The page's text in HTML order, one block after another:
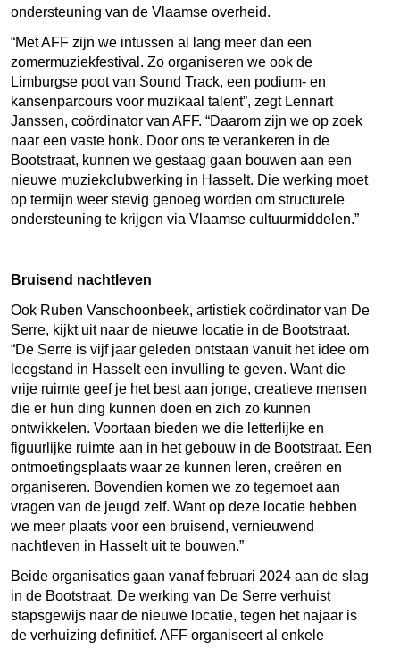
ondersteuning van de Vlaamse overheid.
“Met AFF zijn we intussen al lang meer dan een
zomermuziekfestival. Zo organiseren we ook de
Limburgse poot van Sound Track, een podium- en
kansenparcours voor muzikaal talent”, zegt Lennart
Janssen, coördinator van AFF. “Daarom zijn we op zoek
naar een vaste honk. Door ons te verankeren in de
Bootstraat, kunnen we gestaag gaan bouwen aan een
nieuwe muziekclubwerking in Hasselt. Die werking moet
op termijn weer stevig genoeg worden om structurele
ondersteuning te krijgen via Vlaamse cultuurmiddelen.”
Bruisend nachtleven
Ook Ruben Vanschoonbeek, artistiek coördinator van De
Serre, kijkt uit naar de nieuwe locatie in de Bootstraat.
“De Serre is vijf jaar geleden ontstaan vanuit het idee om
leegstand in Hasselt een invulling te geven. Want die
vrije ruimte geef je het best aan jonge, creatieve mensen
die er hun ding kunnen doen en zich zo kunnen
ontwikkelen. Voortaan bieden we die letterlijke en
figuurlijke ruimte aan in het gebouw in de Bootstraat. Een
ontmoetingsplaats waar ze kunnen leren, creëren en
organiseren. Bovendien komen we zo tegemoet aan
vragen van de jeugd zelf. Want op deze locatie hebben
we meer plaats voor een bruisend, vernieuwend
nachtleven in Hasselt uit te bouwen.”
Beide organisaties gaan vanaf februari 2024 aan de slag
in de Bootstraat. De werking van De Serre verhuist
stapsgewijs naar de nieuwe locatie, tegen het najaar is
de verhuizing definitief. AFF organiseert al enkele